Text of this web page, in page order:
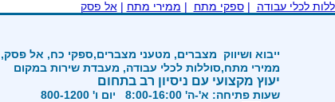
לכלי עבודה |ספקי מתח | ממירי מתח |אל פסק
ייבוא ושיווק מצברים, מטעני מצברים,ספקי כח, אל פסק,
ממירי מתח,סוללות לכלי עבודה, מעבדת שירות במקום
יעוץ מקצועי עם ניסיון רב בתחום
שעות פתיחה: א'-ה' 8:00-16:00 יום ו' 800-1200